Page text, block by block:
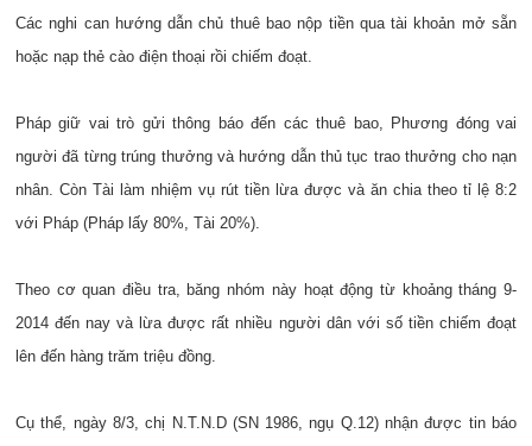
Các nghi can hướng dẫn chủ thuê bao nộp tiền qua tài khoản mở sẵn
hoặc nạp thẻ cào điện thoại rồi chiếm đoạt.
Pháp giữ vai trò gửi thông báo đến các thuê bao, Phương đóng vai
người đã từng trúng thưởng và hướng dẫn thủ tục trao thưởng cho nạn
nhân. Còn Tài làm nhiệm vụ rút tiền lừa được và ăn chia theo tỉ lệ 8:2
với Pháp (Pháp lấy 80%, Tài 20%).
Theo cơ quan điều tra, băng nhóm này hoạt động từ khoảng tháng 9-
2014 đến nay và lừa được rất nhiều người dân với số tiền chiếm đoạt
lên đến hàng trăm triệu đồng.
Cụ thể, ngày 8/3, chị N.T.N.D (SN 1986, ngụ Q.12) nhận được tin báo